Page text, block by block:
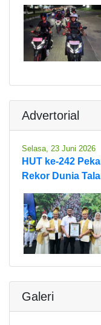
Advertorial
Selasa, 23 Juni 2026
HUT ke-242
Rekor Dunia
Galeri